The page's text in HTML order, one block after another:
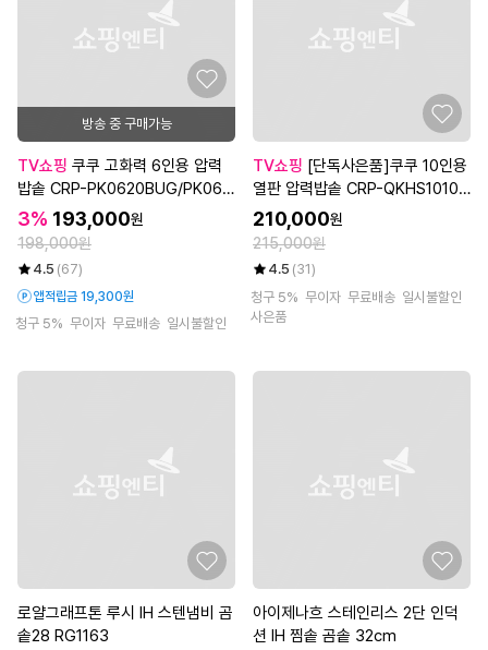
방송 중 구매가능
TV쇼핑
밥솥 CRP-PK0620BUG/PK061
0BGI
3% 193,000원
198,000원
4.5 (67)
앱적립금 19,300원
청구 5% 무이자 무료배송 일시불할인
TV쇼핑
열판 압력밥솥 CRP-QKHS1010B
GW/BGB
210,000원
215,000원
4.5 (31)
청구 5% 무이자 무료배송 일시불할인
사은품
로얄그래프톤 루시 IH 스텐냄비 곰
솥28 RG1163
아이제나흐 스테인리스 2단 인덕
션 IH 찜솥 곰솥 32cm